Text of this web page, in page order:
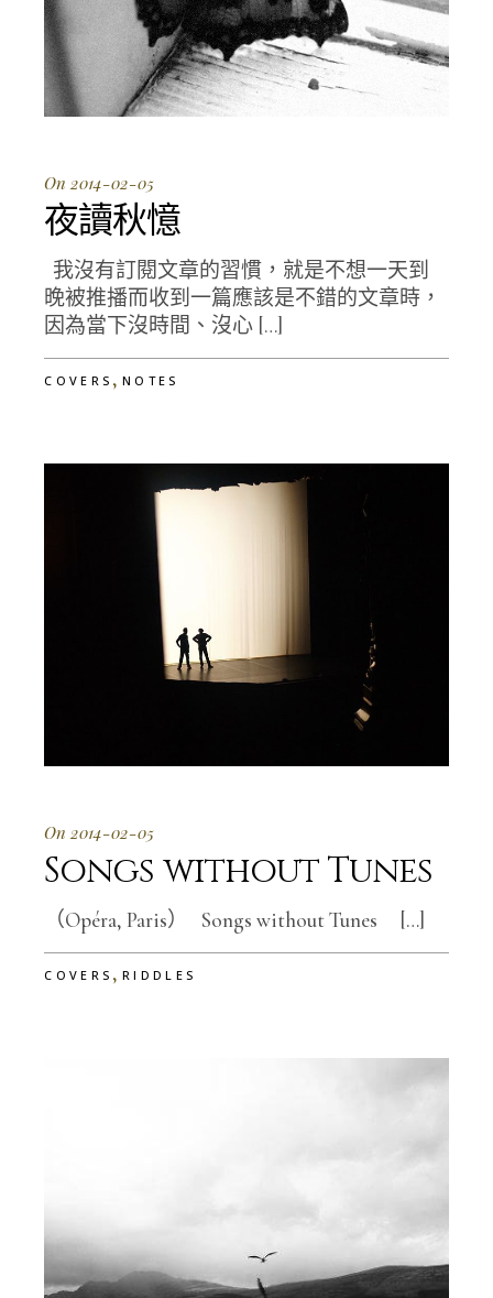
On 2014-02-05
夜讀秋憶
我沒有訂閱文章的習慣，就是不想一天到
晚被推播而收到一篇應該是不錯的文章時，
因為當下沒時間、沒心 […]
COVERS ,NOTES
On 2014-02-05
Songs without Tunes
（Opéra, Paris） Songs without Tunes […]
COVERS ,RIDDLES